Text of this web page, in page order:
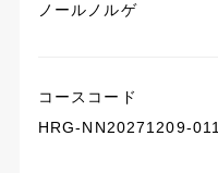
ノールノルゲ
コースコード
HRG-NN20271209-011